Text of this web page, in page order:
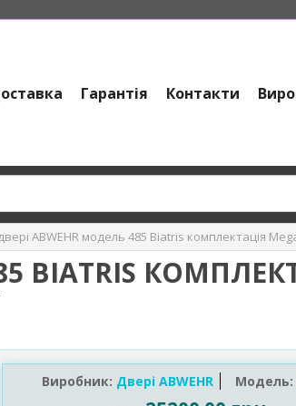
Гарантія Контакти
двері ABWEHR модель 485 Biatris комплектація
BIATRIS
Виробник: Двері ABWEHR Модель: